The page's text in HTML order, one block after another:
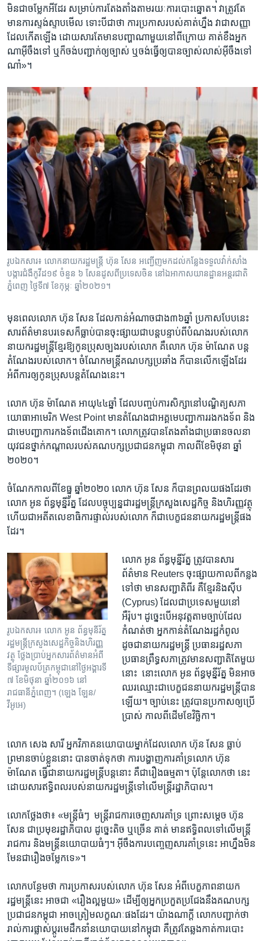
មិន​ជា​ចម្លែក​អី​ដែរ​ សម្រាប់​ការ​តែង​តាំង​តាម​រយៈ​ការ​បោះឆ្នោត។ ​វា​ត្រូវ​តែ​
មាន​ការ​ស្ទង់​ស្ទាប​មើល​ ទោះ​បី​ជា​ថា​ ការ​ប្រកាស​របស់​គាត់​ហ្នឹង​ វា​ជា​សញ្ញា​
ដែល​កើត​ឡើង​ ដោយ​សារ​តែ​មាន​បញ្ហា​ណា​មួយ​នៅ​ពី​ក្រោយ​ ​គាត់​ខឹង​អ្នក​
ណា​អ៊ីចឹង​ទៅ​ ឬ​ក៏​ចង់​បញ្ជាក់​ឲ្យ​ច្បាស់​ ឬ​ចង់​ធ្វើ​ឲ្យ​បាន​ច្បាស់​លាស់​អ៊ីចឹង​ទៅ​
ណា៎»។​
រូបឯកសារ៖ លោក​នាយករដ្ឋមន្ត្រី​ ហ៊ុន សែន អញ្ជើញ​មក​ដល់​កន្លែង​ទទួល​វ៉ាក់សាំង​
បង្ការ​ជំងឺ​កូវីដ១៩ ចំនួន ៦ សែន​ដូស​ពី​ប្រទេស​ចិន នៅ​ឯ​អាកាសយានដ្ឋាន​អន្តរជាតិ​
ភ្នំពេញ ថ្ងៃទី៧ ខែកុម្ភៈ ឆ្នាំ២០២១។
មុន​ពេល​លោក ​ហ៊ុន សែន​ ដែល​កាន់​អំណាច​ជាង​៣៦​ឆ្នាំ ​ប្រកាស​បែប​នេះ ​
សារ​ព័ត៌មាន​បរទេស​ក៏​ធ្លាប់​បាន​ចុះ​ផ្សាយ​ជា​បន្ត​បន្ទាប់​ពី​បំណង​របស់​លោក​
នាយក​រដ្ឋមន្រ្តី​ខ្មែរ​ឱ្យ​កូន​ប្រុស​ច្បង​របស់​លោក​ គឺ​លោក​ ហ៊ុន ម៉ាណែត​ បន្ត​
តំណែង​របស់​លោក។​ ចំណែក​មន្រ្តី​គណបក្ស​ប្រឆាំង​ ក៏​បាន​លើក​ឡើង​ដែរ​
អំពី​ការ​ឲ្យ​កូន​ប្រុស​បន្ត​តំណែង​នេះ។​
លោក​ ហ៊ុន ម៉ាណែត ​អាយុ​៤៤​ឆ្នាំ​ ដែល​បញ្ចប់​ការ​សិក្សា​នៅ​បណ្ឌិត្យ​សភា​
យោធា​អាមេរិក​ West Point ​មាន​តំណែង​ជា​អគ្គ​មេ​បញ្ជាការ​រង​កង​ទ័ព​ និង​
ជា​មេ​បញ្ជាការ​កង​ទ័ព​ជើង​គោក។​ លោក​ត្រូវ​បាន​តែង​តាំង​ជា​ប្រធាន​ចលនា​
យុវជន​ថ្នាក់​កណ្ដាល​របស់​គណបក្ស​ប្រជាជន​កម្ពុជា ​កាល​ពី​ខែ​មិថុនា​ ឆ្នាំ​
២០២០។​
ចំណែក​កាល​ពី​ខែ​ធ្នូ ​ឆ្នាំ​២០២០ ​លោក​ ហ៊ុន សែន​ ក៏​បាន​ព្រលយ​ផង​ដែរ​ថា​
លោក ​អូន ព័ន្ធ​មុន្នីរ័ត្ន ​ដែល​បច្ចុប្បន្ន​ជា​រដ្ឋមន្រ្តី​ក្រសួង​សេដ្ឋកិច្ច ​និង​ហិរញ្ញ​វត្ថុ​
ហើយ​ជា​អតីត​លេខាធិការ​ផ្ទាល់​របស់​លោក ​ក៏​ជា​បេក្ខ​ជន​នាយក​រដ្ឋមន្រ្តី​ផង​
ដែរ។​
រូបឯកសារ៖ លោក​ អូន ព័ន្ធមុនី​រ័ត្ន​
រដ្ឋមន្រ្តី​ក្រសួង​សេដ្ឋកិច្ច​និង​ហិរញ្ញ
វត្ថុ ​ថ្លែង​ប្រាប់​អ្នក​សារព័ត៌មាន​អំពី​
ទីផ្សារ​មូលប័ត្រ​កម្ពុជា​នៅ​ថ្ងៃ​អង្គារទី​
៧​ ខែ​មិថុនា​ ឆ្នាំ​២០១៦​ នៅ​
រាជធានី​ភ្នំពេញ​។​ (​ឡេង ឡែន/
វីអូអេ)
លោក ​អូន ព័ន្ធ​មុន្នីរ័ត្ន ​ត្រូវ​បាន​សារ​
ព័ត៌មាន ​Reuters ​ចុះ​ផ្សាយ​កាល​ពី​កន្លង​
ទៅ​ថា​ ​មាន​សញ្ជាតិ​ពីរ​ គឺ​ខ្មែរ​និង​ស៊ីប ​
(Cyprus) ​ដែល​ជា​ប្រទេស​មួយ​នៅ​
អឺរ៉ុប។​ ដូច្នេះ​បើ​អនុវត្ត​តាម​ច្បាប់​ដែល​
កំណត់​ថា​ អ្នក​កាន់​តំណែង​រដ្ឋ​កំពូល ​
ដូចជា​នាយក​រដ្ឋមន្រ្តី​ ប្រធាន​រដ្ឋសភា​
ប្រធាន​ព្រឹទ្ធសភា​ត្រូវ​មាន​សញ្ជាតិ​តែ​មួយ​
នោះ​ ​ នោះ​លោក ​អូន ព័ន្ធ​មុន្នីរ័ត្ន​ ​មិន​អាច​
ឈរ​ឈ្មោះ​ជា​បេក្ខជន​នាយក​រដ្ឋមន្រ្តី​បាន​
ឡើយ។​ ច្បាប់​នេះ​ ត្រូវ​បាន​ប្រកាស​ឲ្យ​ប្រើ​
ប្រាស់ ​កាល​ពី​ដើម​ខែ​វិច្ឆិកា។​ ​
លោក​ សេង សារី​ អ្នក​វិភាគ​នយោបាយ​ម្នាក់​ដែល​លោក​ ហ៊ុន សែន ​ធ្លាប់​
ព្រមាន​ចាប់​ខ្លួន​នោះ​ បាន​ចាត់​ទុក​ថា​ ការ​បង្ហាញ​ការ​គាំទ្រ​លោក​ ហ៊ុន
ម៉ាណែត​ ធ្វើ​ជា​នាយក​រដ្ឋមន្រ្តី​បន្ត​នោះ​ គឺ​ជា​រឿង​ធម្មតា។​ ​ប៉ុន្តែ​លោក​ថា​ នេះ​
ដោយ​សារ​ឥទ្ធិពល​របស់​នាយក​រដ្ឋមន្រ្តី​ទៅ​លើ​មន្រ្តី​រដ្ឋាភិបាល។​
លោក​ថ្លែង​ថា៖ ​«មន្រ្តី​ធំៗ ​ មន្រ្តី​រាជការ​ចេញ​សារ​គាំទ្រ​ ព្រោះ​សម្តេច ​ហ៊ុន
សែន​ ជា​ប្រមុខ​រដ្ឋាភិបាល​ ដូច្នេះ​តិច​ ឬ​ច្រើន​ គាត់ មាន​ឥទ្ធិពល​ទៅ​លើ​មន្រ្តី​
រាជការ​ និង​មន្រ្តី​នយោបាយ​ធំៗ។ អ៊ីចឹង​ការ​បញ្ចេញ​សារ​គាំទ្រ​នេះ ​អាហ្នឹង​មិន​
មែន​ជា​រឿង​ចម្លែក​ទេ»។​
លោក​បន្ថែម​ថា​ ការ​ប្រកាស​របស់​លោក ​ហ៊ុន​ សែន​ អំពី​បេក្ខភាព​នាយក​
រដ្ឋមន្រ្តី​នេះ​ អាច​ជា​ «រឿង​ល្អ​មួយ» ​ដើម្បី​ឲ្យ​អ្នក​ប្រកួត​ប្រជែង​នឹង​គណបក្ស​
ប្រជាជន​កម្ពុជា ​អាច​ត្រៀម​លក្ខណៈ​ផង​ដែរ។ ​យ៉ាង​ណាក្តី លោក​បញ្ជាក់​ថា​
រាល់​ការ​ផ្លាស់​ប្តូរ​មេ​ដឹក​នាំ​នយោបាយ​នៅ​កម្ពុជា ​គឺ​ត្រូវ​តែ​ឆ្លង​កាត់​ការ​បោះ​